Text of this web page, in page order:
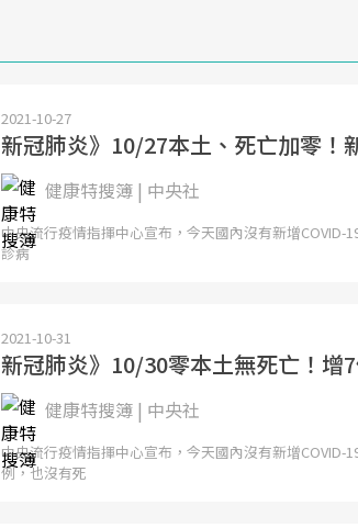
2021-10-27
新冠肺炎》10/27本土、死亡加零！
健康特搜簿 | 中央社
中央流行疫情指揮中心宣布，今天國內沒有新增COVID-
診病
2021-10-31
新冠肺炎》10/30零本土無死亡！增
健康特搜簿 | 中央社
中央流行疫情指揮中心宣布，今天國內沒有新增COVID-
例，也沒有死